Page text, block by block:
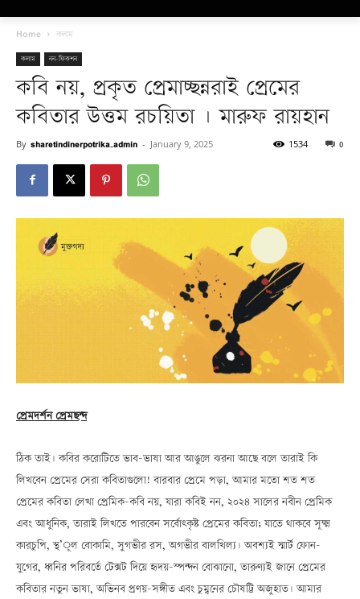
Home কলাম
কলাম নন-ফিকশন
কবি নয়, প্রকৃত প্রেমাচ্ছন্নরাই প্রেমের
কবিতার উত্তম রচয়িতা | মারুফ রায়হান
By sharetindinerpotrika_admin - January 9, 2025 0
1534
প্রেমদর্শন প্রেমছন্দ
ঠিক তাই। কবির করোটিতে ভাব-ভাষা আর আঙুলে ঝরনা আছে বলে তারাই কি
লিখবেন প্রেমের সেরা কবিতাগুলো! বারবার প্রেমে পড়া, আমার মতো শত শত
প্রেমের কবিতা লেখা প্রেমিক-কবি নয়, যারা কবিই নন, ২০২৪ সালের নবীন প্রেমিক
এবং আধুনিক, তারাই লিখতে পারবেন সর্বোৎকৃষ্ট প্রেমের কবিতা; যাতে থাকবে সূক্ষ্ম
কারচুপি, স্থ’ূল বোকামি, সুগভীর রস, অগভীর বালখিল্য। অবশ্যই স্মার্ট ফোন-
যুগের, ধ্বনির পরিবর্তে টেক্সট দিয়ে হৃদয়-স্পন্দন বোঝানো, তারুণ্যই জানে প্রেমের
কবিতার নতুন ভাষা, অভিনব প্রণয়-সঙ্গীত এবং চুম্বনের চৌষট্টি অজুহাত। আমার